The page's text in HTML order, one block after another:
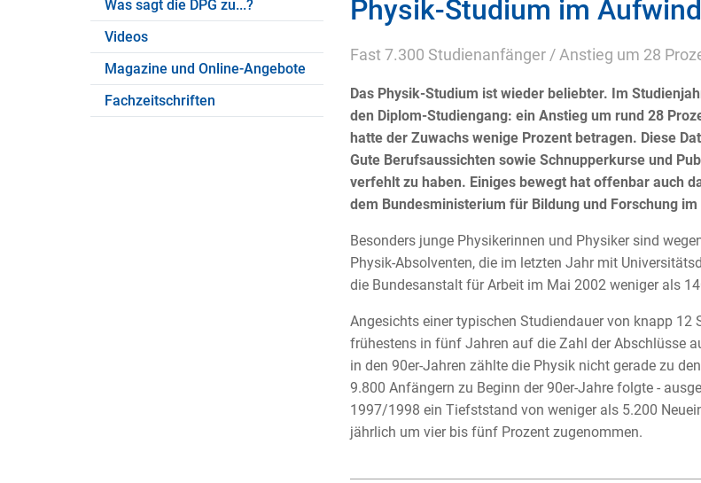
Was sagt die DPG zu...?
Videos
Magazine und Online-Angebote
Fachzeitschriften
Physik-Studium im Aufwind
Fast 7.300 Studienanfänger / Anstieg um 28
Das Physik-Studium ist wieder beliebter. Im
den Diplom-Studiengang: ein Anstieg um rund 28
hatte der Zuwachs wenige Prozent betragen. Diese
Gute Berufsaussichten sowie Schnupperkurse und
verfehlt zu haben. Einiges bewegt hat offenbar auch
dem Bundesministerium für Bildung und Forschung
Besonders junge Physikerinnen und Physiker sind
Physik-Absolventen, die im letzten Jahr mit
die Bundesanstalt für Arbeit im Mai 2002 weniger als
Angesichts einer typischen Studiendauer von knapp
frühestens in fünf Jahren auf die Zahl der Abschlüsse
in den 90er-Jahren zählte die Physik nicht gerade zu
9.800 Anfängern zu Beginn der 90er-Jahre folgte -
1997/1998 ein Tiefststand von weniger als 5.200
jährlich um vier bis fünf Prozent zugenommen.